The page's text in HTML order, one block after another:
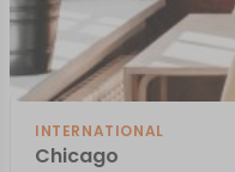
INTERNATIONAL
Chicago